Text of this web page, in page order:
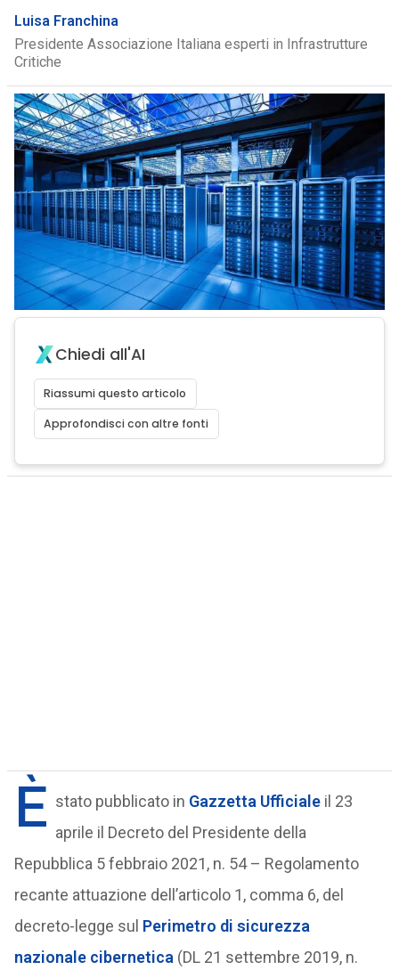
Luisa Franchina
Presidente Associazione Italiana esperti in Infrastrutture
Critiche
Chiedi all'AI
Riassumi questo articolo
Approfondisci con altre fonti
È stato pubblicato in Gazzetta Ufficialeil 23
aprile il Decreto del Presidente della
Repubblica 5 febbraio 2021, n. 54 – Regolamento
recante attuazione dell’articolo 1, comma 6, del
decreto-legge sul Perimetro di sicurezza
nazionale cibernetica (DL 21 settembre 2019, n.